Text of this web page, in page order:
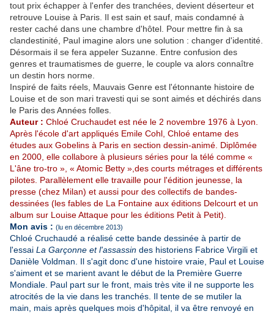
tout prix échapper à l'enfer des tranchées, devient déserteur et
retrouve Louise à Paris. Il est sain et sauf, mais condamné à
rester caché dans une chambre d'hôtel. Pour mettre fin à sa
clandestinité, Paul imagine alors une solution : changer d'identité.
Désormais il se fera appeler Suzanne. Entre confusion des
genres et traumatismes de guerre, le couple va alors connaître
un destin hors norme.
Inspiré de faits réels, Mauvais Genre est l'étonnante histoire de
Louise et de son mari travesti qui se sont aimés et déchirés dans
le Paris des Années folles.
Auteur : Chloé Cruchaudet est née le 2 novembre 1976 à Lyon.
Après l'école d'art appliqués Emile Cohl, Chloé entame des
études aux Gobelins à Paris en section dessin-animé. Diplômée
en 2000, elle collabore à plusieurs séries pour la télé comme «
L'âne tro-tro », « Atomic Betty »,des courts métrages et différents
pilotes. Parallèlement elle travaille pour l'édition jeunesse, la
presse (chez Milan) et aussi pour des collectifs de bandes-
dessinées (les fables de La Fontaine aux éditions Delcourt et un
album sur Louise Attaque pour les éditions Petit à Petit).
Mon avis : (lu en décembre 2013)
Chloé Cruchaudé a réalisé cette bande dessinée à partir de
l'essai La Garçonne et l'assassin des historiens Fabrice Virgili et
Danièle Voldman. Il s'agit donc d'une histoire vraie, Paul et Louise
s'aiment et se marient avant le début de la Première Guerre
Mondiale. Paul part sur le front, mais très vite il ne supporte les
atrocités de la vie dans les tranchés. Il tente de se mutiler la
main, mais après quelques mois d'hôpital, il va être renvoyé en